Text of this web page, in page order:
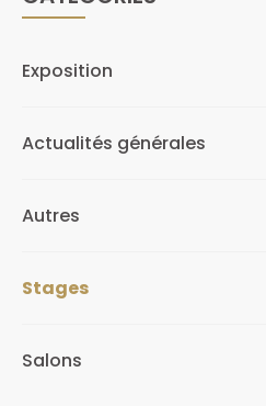
Exposition
Actualités générales
Autres
Stages
Salons